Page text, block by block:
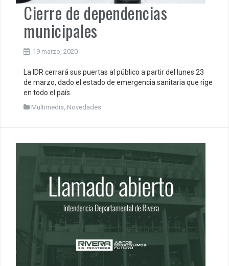
Cierre de dependencias
municipales
19 marzo, 2020
La IDR cerrará sus puertas al público a partir del lunes 23
de marzo, dado el estado de emergencia sanitaria que rige
en todo el país.
Multimedia, Novedades